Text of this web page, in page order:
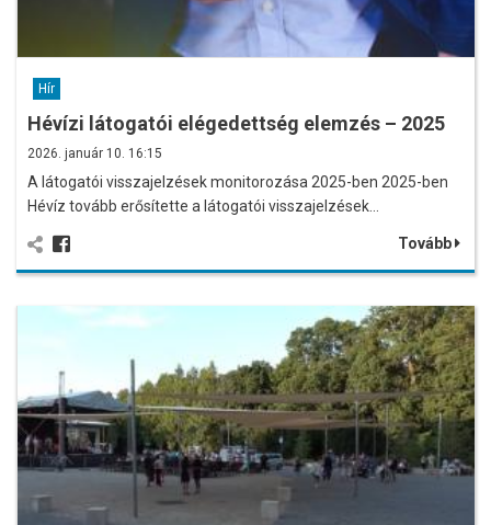
Hír
Hévízi látogatói elégedettség elemzés – 2025
2026. január 10. 16:15
A látogatói visszajelzések monitorozása 2025-ben 2025-ben
Hévíz tovább erősítette a látogatói visszajelzések…
Tovább